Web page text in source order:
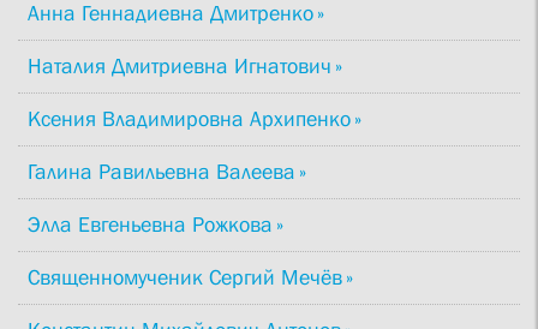
Анна Геннадиевна Дмитренко
Наталия Дмитриевна Игнатович
Ксения Владимировна Архипенко
Галина Равильевна Валеева
Элла Евгеньевна Рожкова
Священномученик Сергий Мечёв